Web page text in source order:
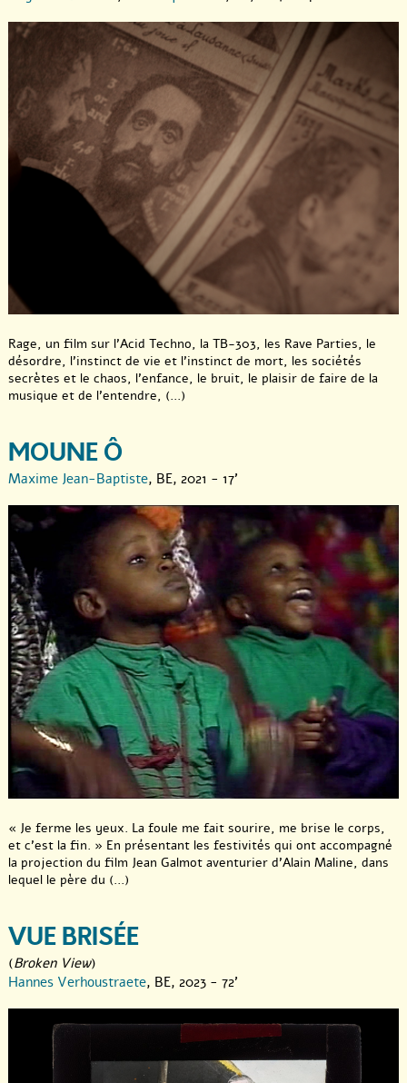
Rage, un film sur l’Acid Techno, la TB-303, les Rave Parties, le
désordre, l’instinct de vie et l’instinct de mort, les sociétés
secrètes et le chaos, l’enfance, le bruit, le plaisir de faire de la
musique et de l’entendre, (...)
MOUNE Ô
Maxime Jean-Baptiste, BE, 2021 - 17'
« Je ferme les yeux. La foule me fait sourire, me brise le corps,
et c’est la fin. » En présentant les festivités qui ont accompagné
la projection du film Jean Galmot aventurier d’Alain Maline, dans
lequel le père du (...)
VUE BRISÉE
(Broken View)
Hannes Verhoustraete, BE, 2023 - 72'